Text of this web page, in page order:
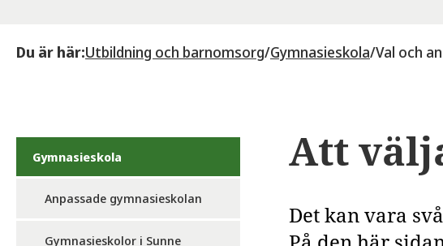
Du är här:Utbildning och barnomsorg/Gymnasieskola/Val och
Gymnasieskola
Anpassade gymnasieskolan
Gymnasieskolor i Sunne
Att
Det kan vara